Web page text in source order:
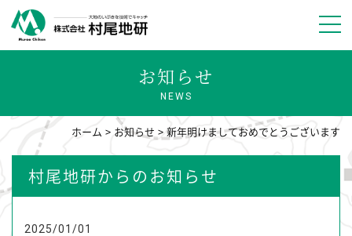
お知らせ
NEWS
ホーム お知らせ 新年明けましておめでとうございます
村尾地研からのお知らせ
2025/01/01